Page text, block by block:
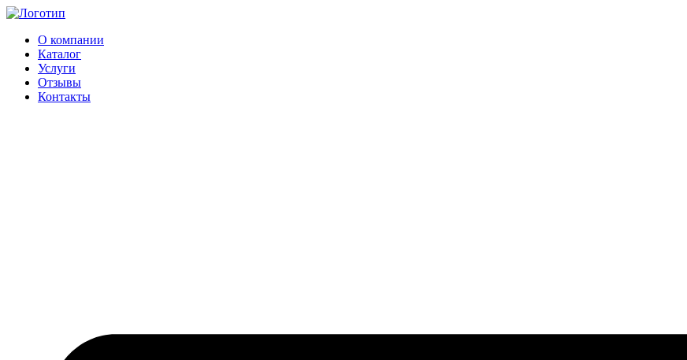
Перейти
содержимому
О компании
Каталог
Услуги
Отзывы
Контакты